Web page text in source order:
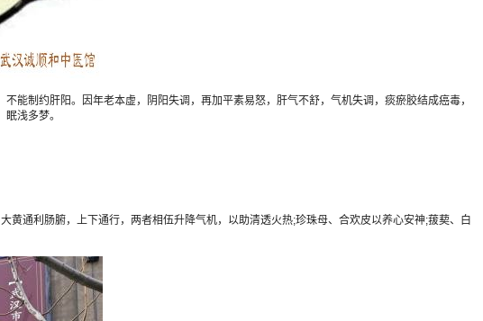
制约肝阳。因年老本虚，阴阳失调，再加平素易怒，肝气不舒，气机失调，痰瘀胶结成癌毒，
浅多梦。
通利肠腑，上下通行，两者相伍升降气机，以助清透火热;珍珠母、合欢皮以养心安神;菝葜、白